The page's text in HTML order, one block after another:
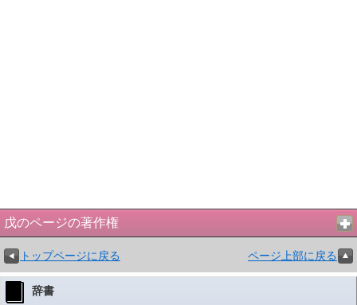
戊のページの著作権
トップページに戻る ページ上部に戻る
辞書